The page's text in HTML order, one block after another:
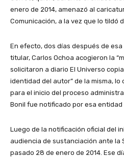
enero de 2014, amenazó al
Comunicación, a la vez que lo tildó
En efecto, dos días después de esa
titular, Carlos Ochoa acogieron la
solicitaron a diario El Universo
identidad del autor” de la misma,
para el inicio del proceso
Bonil fue notificado por esa entidad
Luego de la notificación oficial del
audiencia de sustanciación ante la
pasado 28 de enero de 2014. Ese